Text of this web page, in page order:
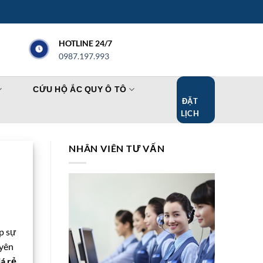
HOTLINE 24/7
0987.197.993
CỨU HỘ ẮC QUY Ô TÔ
ĐẶT
LỊCH
sự
NHÂN VIÊN TƯ VẤN